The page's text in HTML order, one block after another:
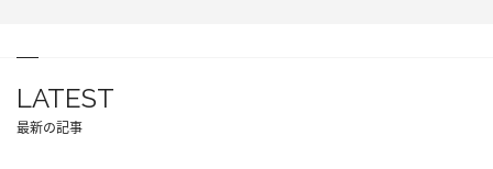
LATEST
最新の記事